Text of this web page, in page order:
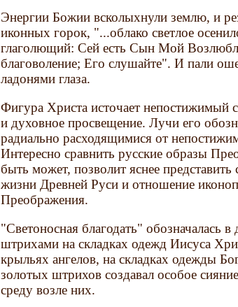
Энергии Божии всколыхнули землю, и
иконных горок, "...облако светлое
глаголющий: Сей есть Сын Мой
благоволение; Его слушайте". И пали
ладонями глаза.
Фигура Христа источает непостижимый
и духовное просвещение. Лучи его
радиально расходящимися от
Интересно сравнить русские образы
быть может, позволит яснее
жизни Древней Руси и отношение
Преображения.
"Светоносная благодать" обозначалась
штрихами на складках одежд Иисуса
крыльях ангелов, на складках одежды
золотых штрихов создавал особое
среду возле них.